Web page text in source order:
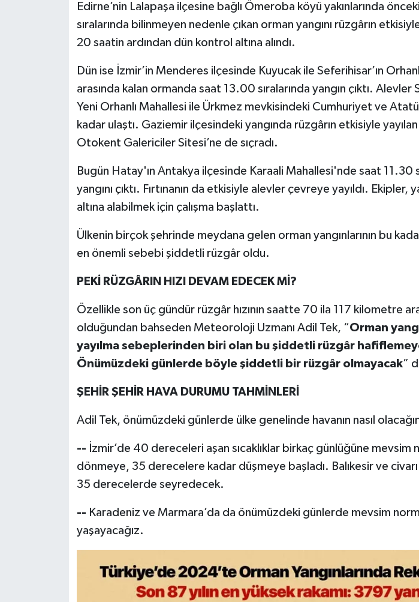
Edirne’nin Lalapaşa ilçesine bağlı Ömeroba köyü yakınlarında
sıralarında bilinmeyen nedenle çıkan orman yangını rüzgârın etkisiyle
20 saatin ardından dün kontrol altına alındı.
Dün ise İzmir’in Menderes ilçesinde Kuyucak ile Seferihisar’ın
arasında kalan ormanda saat 13.00 sıralarında yangın çıktı. Alevler
Yeni Orhanlı Mahallesi ile Ürkmez mevkisindeki Cumhuriyet ve
kadar ulaştı. Gaziemir ilçesindeki yangında rüzgârın etkisiyle
Otokent Galericiler Sitesi’ne de sıçradı.
Bugün Hatay'ın Antakya ilçesinde Karaali Mahallesi'nde saat 11.30
yangını çıktı. Fırtınanın da etkisiyle alevler çevreye yayıldı. Ekipler,
altına alabilmek için çalışma başlattı.
Ülkenin birçok şehrinde meydana gelen orman yangınlarının bu
en önemli sebebi şiddetli rüzgâr oldu.
PEKİ RÜZGÂRIN HIZI DEVAM EDECEK Mİ?
Özellikle son üç gündür rüzgâr hızının saatte 70 ila 117 kilometre
olduğundan bahseden Meteoroloji Uzmanı Adil Tek, “Orman
yayılma sebeplerinden biri olan bu şiddetli rüzgâr
Önümüzdeki günlerde böyle şiddetli bir rüzgâr olmayacak”
ŞEHİR ŞEHİR HAVA DURUMU TAHMİNLERİ
Adil Tek, önümüzdeki günlerde ülke genelinde havanın nasıl
-- İzmir’de 40 dereceleri aşan sıcaklıklar birkaç günlüğüne mevsim
dönmeye, 35 derecelere kadar düşmeye başladı. Balıkesir ve civarı
35 derecelerde seyredecek.
-- Karadeniz ve Marmara’da da önümüzdeki günlerde mevsim
yaşayacağız.